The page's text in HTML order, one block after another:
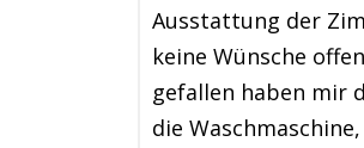
Ausstattung der
keine Wünsche
gefallen haben mir
die